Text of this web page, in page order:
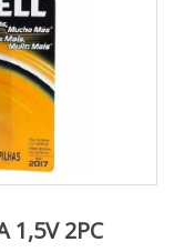
1,5V 2PC